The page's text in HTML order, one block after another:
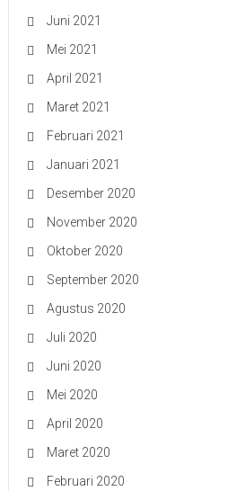
Juni 2021
Mei 2021
April 2021
Maret 2021
Februari 2021
Januari 2021
Desember 2020
November 2020
Oktober 2020
September 2020
Agustus 2020
Juli 2020
Juni 2020
Mei 2020
April 2020
Maret 2020
Februari 2020